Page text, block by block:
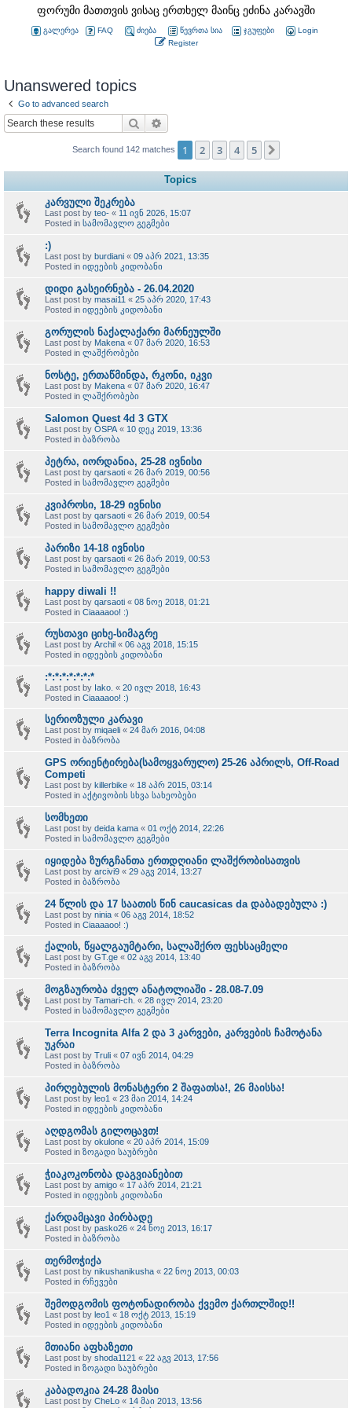
ფორუმი მათთვის ვისაც ერთხელ მაინც ეძინა კარავში
გალერეა FAQ ძიება წევრთა სია ჯგუფები
Login
Register
Unanswered topics
Go to advanced search
Search
Search found 142 matches 1 2 3 4 5
Topics
კარვული შეკრება
Last post by teo- « 11 ივნ 2026, 15:07
Posted in სამომავლო გეგმები
:)
Last post by burdiani « 09 აპრ 2021, 13:35
Posted in იდეების კიდობანი
დიდი გასეირნება - 26.04.2020
Last post by masai11 « 25 აპრ 2020, 17:43
Posted in იდეების კიდობანი
გორულის ნაქალაქარი მარნეულში
Last post by Makena « 07 მარ 2020, 16:53
Posted in ლაშქრობები
ნოსტე, ერთაწმინდა, რკონი, იკვი
Last post by Makena « 07 მარ 2020, 16:47
Posted in ლაშქრობები
Salomon Quest 4d 3 GTX
Last post by OSPA « 10 დეკ 2019, 13:36
Posted in ბაზრობა
პეტრა, იორდანია, 25-28 ივნისი
Last post by qarsaoti « 26 მარ 2019, 00:56
Posted in სამომავლო გეგმები
კვიპროსი, 18-29 ივნისი
Last post by qarsaoti « 26 მარ 2019, 00:54
Posted in სამომავლო გეგმები
პარიზი 14-18 ივნისი
Last post by qarsaoti « 26 მარ 2019, 00:53
Posted in სამომავლო გეგმები
happy diwali !!
Last post by qarsaoti « 08 ნოე 2018, 01:21
Posted in Ciaaaaoo! :)
რუსთავი ციხე-სიმაგრე
Last post by Archil « 06 აგვ 2018, 15:15
Posted in იდეების კიდობანი
:*:*:*:*:*:*:*
Last post by Iako. « 20 ივლ 2018, 16:43
Posted in Ciaaaaoo! :)
სერიოზული კარავი
Last post by miqaeli « 24 მარ 2016, 04:08
Posted in ბაზრობა
GPS ორიენტირება(სამოყვარულო) 25-26 აპრილს, Off-Road
Competi
Last post by killerbike « 18 აპრ 2015, 03:14
Posted in აქტივობის სხვა სახეობები
სომხეთი
Last post by deida kama « 01 ოქტ 2014, 22:26
Posted in სამომავლო გეგმები
იყიდება ზურგჩანთა ერთდღიანი ლაშქრობისათვის
Last post by arcivi9 « 29 აგვ 2014, 13:27
Posted in ბაზრობა
24 წლის და 17 საათის წინ caucasicas da დაბადებულა :)
Last post by ninia « 06 აგვ 2014, 18:52
Posted in Ciaaaaoo! :)
ქალის, წყალგაუმტარი, სალაშქრო ფეხსაცმელი
Last post by GT.ge « 02 აგვ 2014, 13:40
Posted in ბაზრობა
მოგზაურობა ძველ ანატოლიაში - 28.08-7.09
Last post by Tamari-ch. « 28 ივლ 2014, 23:20
Posted in სამომავლო გეგმები
Terra Incognita Alfa 2 და 3 კარვები, კარვების ჩამოტანა
უკრაი
Last post by Truli « 07 ივნ 2014, 04:29
Posted in ბაზრობა
პირღებულის მონასტერი 2 შაფათსა!, 26 მაისსა!
Last post by leo1 « 23 მაი 2014, 14:24
Posted in იდეების კიდობანი
აღდგომას გილოცავთ!
Last post by okulone « 20 აპრ 2014, 15:09
Posted in ზოგადი საუბრები
ჭიაკოკონობა დაგვიანებით
Last post by amigo « 17 აპრ 2014, 21:21
Posted in იდეების კიდობანი
ქარდამცავი პირბადე
Last post by pasko26 « 24 ნოე 2013, 16:17
Posted in ბაზრობა
თერმოჭიქა
Last post by nikushanikusha « 22 ნოე 2013, 00:03
Posted in რჩევები
შემოდგომის ფოტონადირობა ქვემო ქართლშიდ!!
Last post by leo1 « 18 ოქტ 2013, 15:19
Posted in იდეების კიდობანი
მთიანი აფხაზეთი
Last post by shoda1121 « 22 აგვ 2013, 17:56
Posted in ზოგადი საუბრები
კაბადოკია 24-28 მაისი
Last post by CheLo « 14 მაი 2013, 13:56